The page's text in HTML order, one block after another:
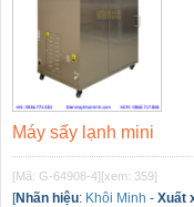
Máy sấy lạnh mini
[Mã: G-64908-4][xem: 359]
[Nhãn hiệu: Khôi Minh - Xuất